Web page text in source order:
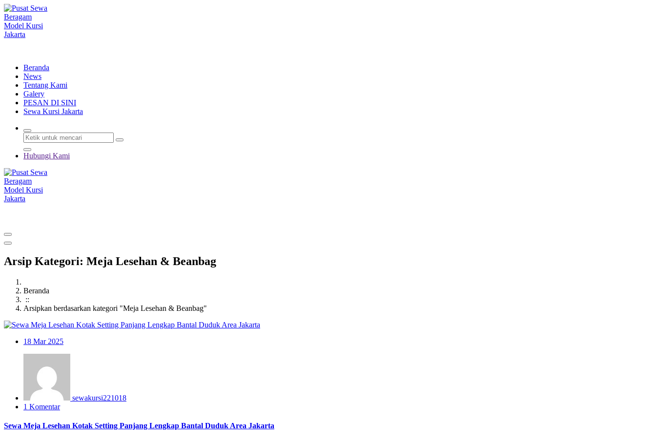
Lewati
ke
konten
Beranda
News
Tentang Kami
Galery
PESAN DI SINI
Sewa Kursi Jakarta
Hubungi Kami
Arsip Kategori: Meja Lesehan & Beanbag
Beranda
::
Arsipkan berdasarkan kategori "Meja Lesehan & Beanbag"
18 Mar 2025
sewakursi221018
1 Komentar
Sewa Meja Lesehan Kotak Setting Panjang Lengkap Bantal Duduk Area Jakarta